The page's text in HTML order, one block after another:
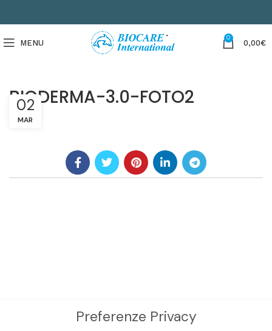
MENU
0
0,00€
BIODERMA-3.0-FOTO2
02
MAR
Preferenze Privacy